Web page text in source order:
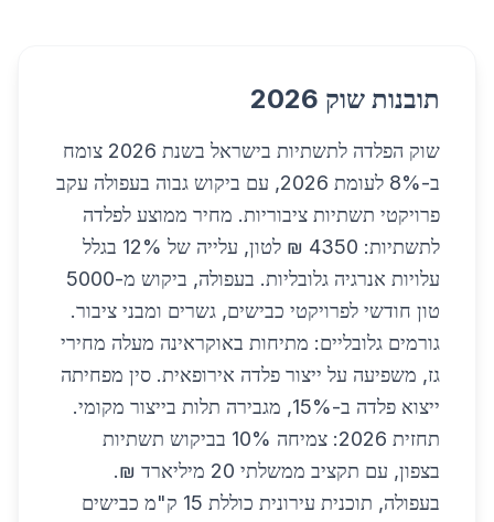
תובנות שוק 2026
שוק הפלדה לתשתיות בישראל בשנת 2026 צומח
ב-8% לעומת 2026, עם ביקוש גבוה בעפולה עקב
פרויקטי תשתיות ציבוריות. מחיר ממוצע לפלדה
לתשתיות: 4350 ₪ לטון, עלייה של 12% בגלל
עלויות אנרגיה גלובליות. בעפולה, ביקוש מ-5000
טון חודשי לפרויקטי כבישים, גשרים ומבני ציבור.
גורמים גלובליים: מתיחות באוקראינה מעלה מחירי
גז, משפיעה על ייצור פלדה אירופאית. סין מפחיתה
ייצוא פלדה ב-15%, מגבירה תלות בייצור מקומי.
תחזית 2026: צמיחה 10% בביקוש תשתיות
בצפון, עם תקציב ממשלתי 20 מיליארד ₪.
בעפולה, תוכנית עירונית כוללת 15 ק"מ כבישים